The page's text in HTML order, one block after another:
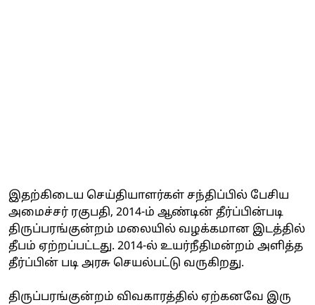
இதற்கிடைய செய்தியாளர்கள் சந்திப்பில் பேசிய
அமைச்சர் ரகுபதி, 2014-ம் ஆண்டின் தீர்ப்பின்படி
திருப்பரங்குன்றம் மலையில் வழக்கமான இடத்தில்
தீபம் ஏற்றப்பட்டது. 2014-ல் உயர்நீதிமன்றம் அளித்த
தீர்ப்பின் படி அரசு செயல்பட்டு வருகிறது.
திருப்பரங்குன்றம் விவகாரத்தில் ஏற்கனவே இரு